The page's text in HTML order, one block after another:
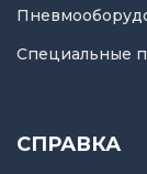
Специальные
СПРАВКА